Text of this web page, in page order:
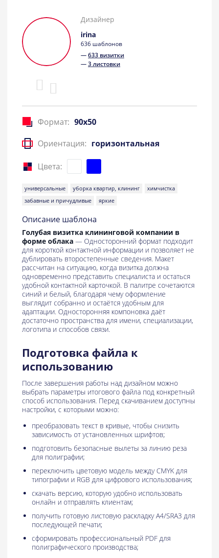
Дизайнер
irina
636 шаблонов
—633 визитки
—3 листовки
Формат: 90x50
Ориентация: горизонтальная
Цвета:
универсальные уборка квартир, клининг
химчистка
забавные и причудливые
яркие
Описание шаблона
Голубая визитка клининговой компании в
форме облака — Односторонний формат подходит
для короткой контактной информации и позволяет не
дублировать второстепенные сведения. Макет
рассчитан на ситуацию, когда визитка должна
одновременно представить специалиста и остаться
удобной контактной карточкой. В палитре сочетаются
синий и белый, благодаря чему оформление
выглядит собранно и остаётся удобным для
адаптации. Односторонняя компоновка даёт
достаточно пространства для имени, специализации,
логотипа и способов связи.
Подготовка файла к
использованию
После завершения работы над дизайном можно
выбрать параметры итогового файла под конкретный
способ использования. Перед скачиванием доступны
настройки, с которыми можно:
преобразовать текст в кривые, чтобы снизить
зависимость от установленных шрифтов;
подготовить безопасные вылеты за линию реза
для полиграфии;
переключить цветовую модель между CMYK для
типографии и RGB для цифрового использования;
скачать версию, которую удобно использовать
онлайн и отправлять клиентам;
получить готовую листовую раскладку A4/SRA3 для
последующей печати;
сформировать профессиональный PDF для
полиграфического производства;